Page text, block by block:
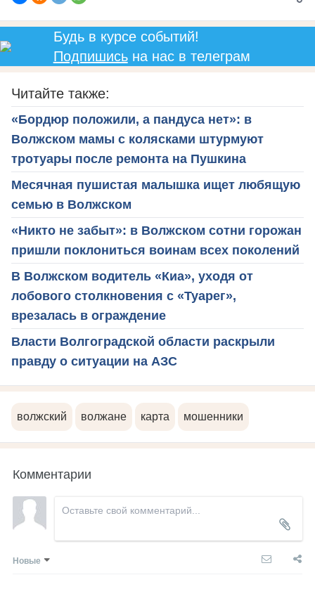
Будь в курсе событий!
Подпишисьна нас в телеграм
Читайте также:
«Бордюр положили, а пандуса нет»: в
Волжском мамы с колясками штурмуют
тротуары после ремонта на Пушкина
Месячная пушистая малышка ищет любящую
семью в Волжском
«Никто не забыт»: в Волжском сотни горожан
пришли поклониться воинам всех поколений
В Волжском водитель «Киа», уходя от
лобового столкновения с «Туарег»,
врезалась в ограждение
Власти Волгоградской области раскрыли
правду о ситуации на АЗС
волжский волжане карта мошенники
Комментарии
Новые